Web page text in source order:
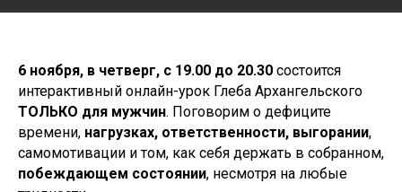
6 ноября, в четверг, с 19.00 до 20.30 состоится
интерактивный онлайн-урок Глеба Архангельского
ТОЛЬКО для мужчин. Поговорим о дефиците
времени, нагрузках, ответственности, выгорании,
самомотивации и том, как себя держать в собранном,
побеждающем состоянии, несмотря на любые